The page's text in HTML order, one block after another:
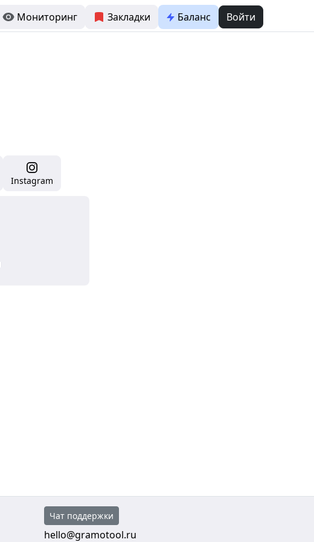
Мониторинг Закладки Баланс Войти
Instagram
Чат поддержки
hello@gramotool.ru